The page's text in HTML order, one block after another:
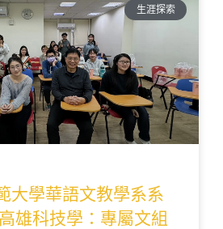
生涯探索
大學華語文教學系系
雄科技學：專屬文組